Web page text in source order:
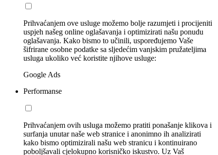
Prihvaćanjem ove usluge možemo bolje razumjeti i procijeniti
uspjeh našeg online oglašavanja i optimizirati našu ponudu
oglašavanja. Kako bismo to učinili, uspoređujemo Vaše
šifrirane osobne podatke sa sljedećim vanjskim pružateljima
usluga ukoliko već koristite njihove usluge:
Google Ads
Performanse
Prihvaćanjem ovih usluga možemo pratiti ponašanje klikova i
surfanja unutar naše web stranice i anonimno ih analizirati
kako bismo optimizirali našu web stranicu i kontinuirano
poboljšavali cjelokupno korisničko iskustvo. Uz Vaš